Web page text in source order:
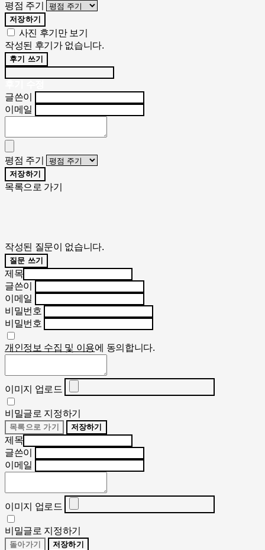
평점 주기
저장하기
사진 후기만 보기
작성된 후기가 없습니다.
후기 쓰기
글쓴이
이메일
평점 주기
저장하기
목록으로 가기
작성된 질문이 없습니다.
질문 쓰기
제목
글쓴이
이메일
비밀번호
비밀번호
개인정보 수집 및 이용에 동의합니다.
이미지 업로드
비밀글로 지정하기
목록으로 가기 저장하기
제목
글쓴이
이메일
이미지 업로드
비밀글로 지정하기
돌아가기 저장하기